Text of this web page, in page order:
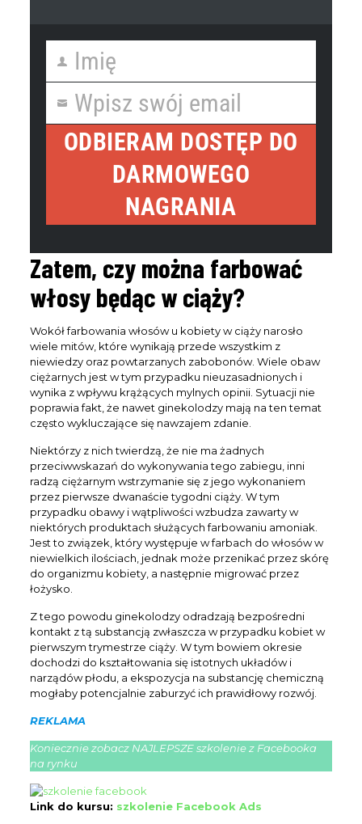
First
Name
Imię
Your
email
Wpisz swój email
ODBIERAM DOSTĘP DO
DARMOWEGO
NAGRANIA
Zatem, czy można farbować
włosy będąc w ciąży?
Wokół farbowania włosów u kobiety w ciąży narosło
wiele mitów, które wynikają przede wszystkim z
niewiedzy oraz powtarzanych zabobonów. Wiele obaw
ciężarnych jest w tym przypadku nieuzasadnionych i
wynika z wpływu krążących mylnych opinii. Sytuacji nie
poprawia fakt, że nawet ginekolodzy mają na ten temat
często wykluczające się nawzajem zdanie.
Niektórzy z nich twierdzą, że nie ma żadnych
przeciwwskazań do wykonywania tego zabiegu, inni
radzą ciężarnym wstrzymanie się z jego wykonaniem
przez pierwsze dwanaście tygodni ciąży. W tym
przypadku obawy i wątpliwości wzbudza zawarty w
niektórych produktach służących farbowaniu amoniak.
Jest to związek, który występuje w farbach do włosów w
niewielkich ilościach, jednak może przenikać przez skórę
do organizmu kobiety, a następnie migrować przez
łożysko.
Z tego powodu ginekolodzy odradzają bezpośredni
kontakt z tą substancją zwłaszcza w przypadku kobiet w
pierwszym trymestrze ciąży. W tym bowiem okresie
dochodzi do kształtowania się istotnych układów i
narządów płodu, a ekspozycja na substancję chemiczną
mogłaby potencjalnie zaburzyć ich prawidłowy rozwój.
REKLAMA
Koniecznie zobacz NAJLEPSZE szkolenie z Facebooka
na rynku
Link do kursu: szkolenie Facebook Ads